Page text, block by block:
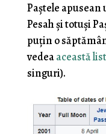
Paștele
Pesah și totuși
puțin o
vedeaaceastă
singuri).